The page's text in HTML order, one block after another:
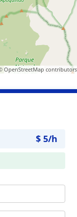
OpenStreetMap contributors
$ 5/h